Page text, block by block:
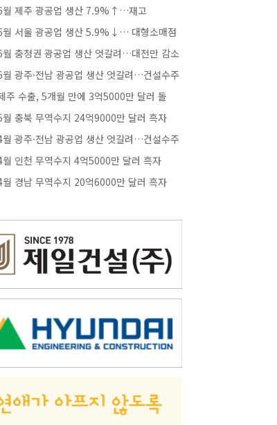
월 제주 광공업 생산 7.9%↑…재고
대형소매점 판매 10.8%
월 서울 광공업 생산 5.9%↓… 대형소매점
매 9.8%↑·건설수주 81.8%↑
월 충청권 광공업 생산 엇갈려…대전만 감소
충북 33.8% 증가
월 광주·전남 광공업 생산 엇갈려…건설수주
급증
주 수출, 5개월 만에 3억5000만 달러 돌
…반도체가 견인
월 충북 무역수지 24억9000만 달러 흑자
월 광주·전남 광공업 생산 엇갈려…건설수주
증가세
월 인천 무역수지 4억5000만 달러 흑자
월 경남 무역수지 20억6000만 달러 흑자